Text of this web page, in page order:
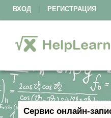
ВХОД РЕГИСТРАЦИЯ
Сервис онлайн-